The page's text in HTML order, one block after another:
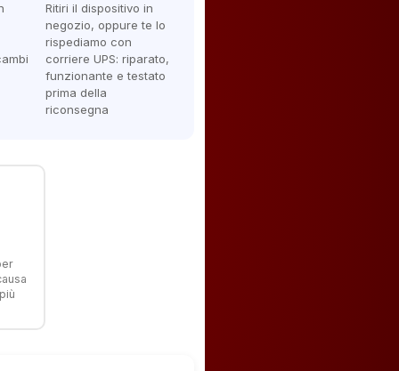
Ritiri il dispositivo in
negozio, oppure te lo
rispediamo con
corriere UPS: riparato,
funzionante e testato
prima della
riconsegna